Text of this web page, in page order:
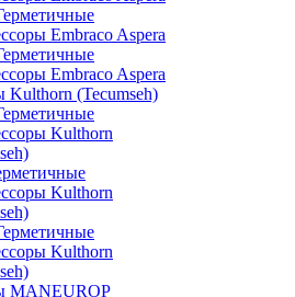
Embraco Aspera
Embraco Aspera
Kulthorn (Tecumseh)
Kulthorn
Kulthorn
Kulthorn
MANEUROP